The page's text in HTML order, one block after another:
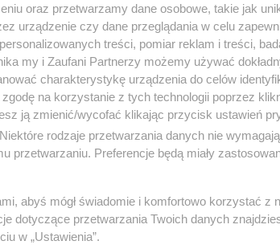
ten wyraz? Łatwo
oraz przetwarzamy dane osobowe, takie jak
urządzenie czy dane przeglądania w celu
treści, pomiar reklam i treści,
my i Zaufani Partnerzy możemy używać
charakterystykę urządzenia do celów
na korzystanie z tych technologii poprzez
ją zmienić/wycofać klikając przycisk ustawień
rodzaje przetwarzania danych nie
przetwarzaniu. Preferencje będą miały
abyś mógł świadomie i komfortowo korzystać z
dotyczące przetwarzania Twoich danych
w „Ustawienia”.